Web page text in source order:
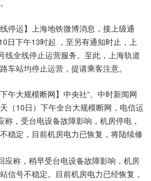
停运】上海地铁微博消息，接上级通
日下午13时起 ，至另有通知时止，上
线全线停止运营服务。至此，上海轨道
车站均停止运营，提请乘客注意。
午大规模断网】中央社”、中时新闻网
（10日）下午全台大规模断网，电信运
称，受台电设备故障影响，机房停电，
稳定，目前机房电力已恢复，将陆续修
应称，稍早受台电设备故障影响，机房
信号不稳定。目前机房电力已经恢复，